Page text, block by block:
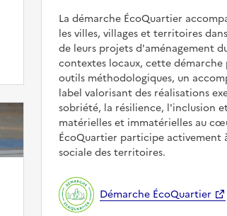
La démarche ÉcoQuartier
les villes, villages et territoires
de leurs projets d'aménagement
contextes locaux, cette
outils méthodologiques, un
label valorisant des réalisations
sobriété, la résilience, l'inclusion
matérielles et immatérielles au
ÉcoQuartier participe activement
sociale des territoires.
Démarche ÉcoQuartier